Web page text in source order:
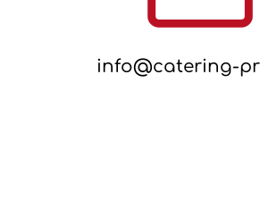
info@catering-